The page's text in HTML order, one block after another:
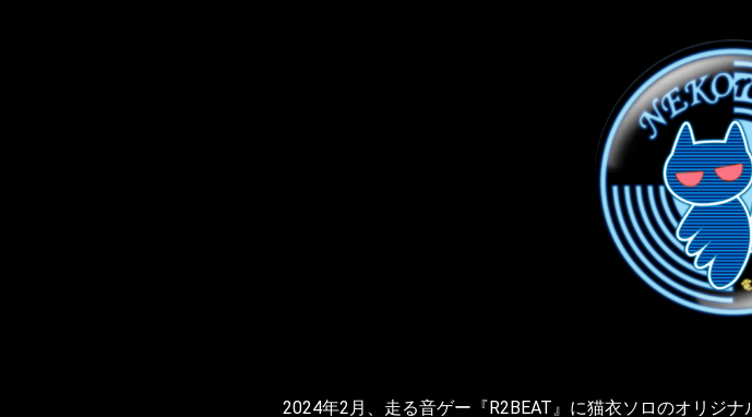
2024年2月、走る音ゲー『R2BEAT』に猫衣ソロのオリジナ